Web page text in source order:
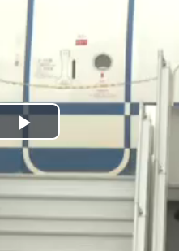
Play
Video